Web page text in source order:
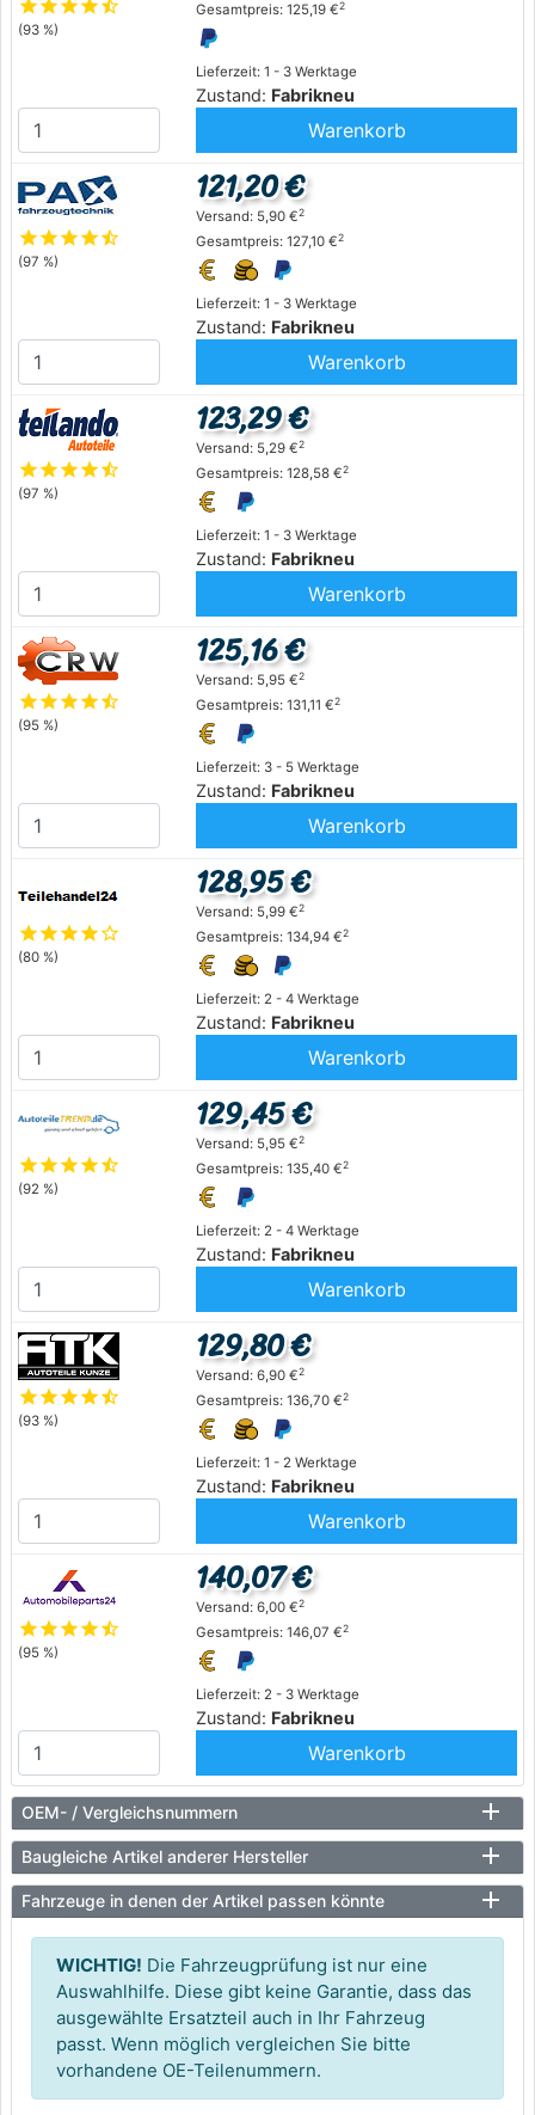
starstarstarstarstar_half
(93 %)
Lieferzeit: 1 - 3 Werktage
Zustand: Fabrikneu
Gesamtpreis: 125,19 €2
Warenkorb
starstarstarstarstar_half
(97 %)
Lieferzeit: 1 - 3 Werktage
Zustand: Fabrikneu
121,20 €
Versand: 5,90 €2
Gesamtpreis: 127,10 €2
Warenkorb
starstarstarstarstar_half
(97 %)
Lieferzeit: 1 - 3 Werktage
Zustand: Fabrikneu
123,29 €
Versand: 5,29 €2
Gesamtpreis: 128,58 €2
Warenkorb
starstarstarstarstar_half
(95 %)
Lieferzeit: 3 - 5 Werktage
Zustand: Fabrikneu
125,16 €
Versand: 5,95 €2
Gesamtpreis: 131,11 €2
Warenkorb
starstarstarstarstar_outline
(80 %)
Lieferzeit: 2 - 4 Werktage
Zustand: Fabrikneu
128,95 €
Versand: 5,99 €2
Gesamtpreis: 134,94 €2
Warenkorb
starstarstarstarstar_half
(92 %)
Lieferzeit: 2 - 4 Werktage
Zustand: Fabrikneu
129,45 €
Versand: 5,95 €2
Gesamtpreis: 135,40 €2
Warenkorb
starstarstarstarstar_half
(93 %)
Lieferzeit: 1 - 2 Werktage
Zustand: Fabrikneu
129,80 €
Versand: 6,90 €2
Gesamtpreis: 136,70 €2
Warenkorb
starstarstarstarstar_half
(95 %)
Lieferzeit: 2 - 3 Werktage
Zustand: Fabrikneu
140,07 €
Versand: 6,00 €2
Gesamtpreis: 146,07 €2
Warenkorb
OEM- / Vergleichsnummern
Baugleiche Artikel anderer Hersteller
Fahrzeuge in denen der Artikel passen könnte
WICHTIG! Die Fahrzeugprüfung ist nur eine
Auswahlhilfe. Diese gibt keine Garantie, dass das
ausgewählte Ersatzteil auch in Ihr Fahrzeug
passt. Wenn möglich vergleichen Sie bitte
vorhandene OE-Teilenummern.